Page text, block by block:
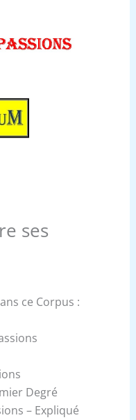
ses
ce Corpus :
Degré
– Expliqué